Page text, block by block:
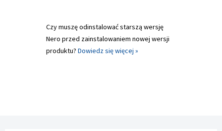
Czy muszę odinstalować starszą wersję
Nero przed zainstalowaniem nowej wersji
produktu? Dowiedz się więcej »